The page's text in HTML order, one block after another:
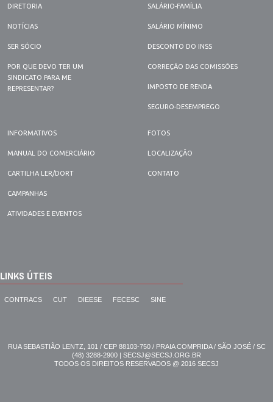
DIRETORIA
NOTÍCIAS
SER SÓCIO
POR QUE DEVO TER UM
SINDICATO PARA ME
REPRESENTAR?
SALÁRIO-FAMÍLIA
SALÁRIO MÍNIMO
DESCONTO DO INSS
CORREÇÃO DAS COMISSÕES
IMPOSTO DE RENDA
SEGURO-DESEMPREGO
INFORMATIVOS
MANUAL DO COMERCIÁRIO
CARTILHA LER/DORT
CAMPANHAS
ATIVIDADES E EVENTOS
FOTOS
LOCALIZAÇÃO
CONTATO
LINKS ÚTEIS
CONTRACS CUT DIEESE FECESC SINE
RUA SEBASTIÃO LENTZ, 101 / CEP 88103-750 / PRAIA COMPRIDA / SÃO JOSÉ / SC
(48) 3288-2900 | SECSJ@SECSJ.ORG.BR
TODOS OS DIREITOS RESERVADOS @ 2016 SECSJ